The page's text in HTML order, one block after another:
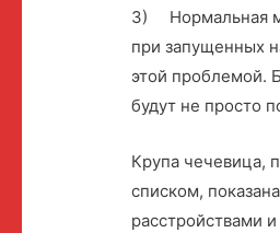
3) Нормальная
при запущенных
этой проблемой.
будут не просто
Крупа чечевица,
списком,
расстройствами